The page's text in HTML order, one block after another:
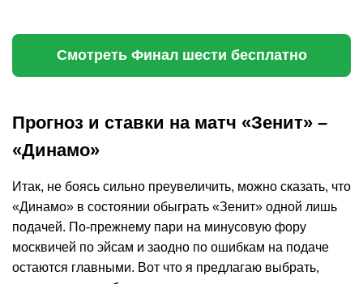
Смотреть Финал шести бесплатно
Прогноз и ставки на матч «Зенит» –
«Динамо»
Итак, не боясь сильно преувеличить, можно сказать, что
«Динамо» в состоянии обыграть «Зенит» одной лишь
подачей. По-прежнему пари на минусовую фору
москвичей по эйсам и заодно по ошибкам на подаче
остаются главными. Вот что я предлагаю выбрать,